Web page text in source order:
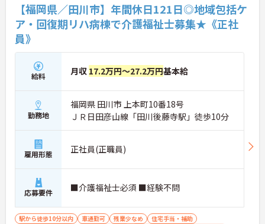
【福岡県／田川市】年間休日121日◎地域包括ケ
ア・回復期リハ病棟で介護福祉士募集★《正社
員》
給料 月収 17.2万円～27.2万円基本給
勤務地
福岡県 田川市 上本町10番18号
ＪＲ日田彦山線「田川後藤寺駅」徒歩10分
雇用形態 正社員(正職員)
応募要件 ■介護福祉士必須 ■経験不問
駅から徒歩10分以内 車通勤可 残業少なめ
住宅手当・補助